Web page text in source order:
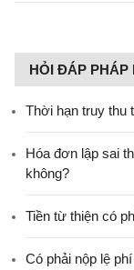
HỎI ĐÁP PHÁP
Thời hạn truy thu
Hóa đơn lập sai
không?
Tiền từ thiện có
Có phải nộp lệ